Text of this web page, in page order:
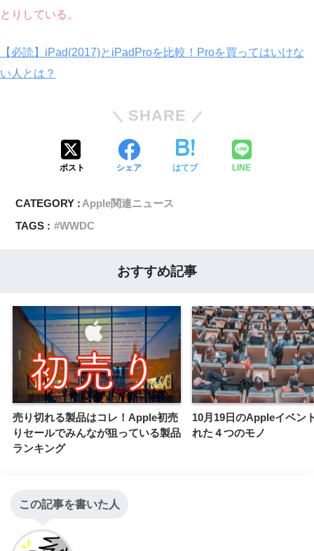
とりしている。
【必読】iPad(2017)とiPadProを比較！Proを買ってはいけな
い人とは？
SHARE
ポスト シェア はてブ LINE
CATEGORY : Apple関連ニュース
TAGS :
WWDC
おすすめ記事
売り切れる製品はコレ！Apple初売
りセールでみんなが狙っている製品
ランキング
10月19日のAppleイベン
れた４つのモノ
この記事を書いた人